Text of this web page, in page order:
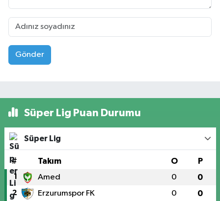
Gönder
Süper Lig Puan Durumu
Süper Lig
# Takım O P
1 Amed 0 0
2 Erzurumspor FK 0 0